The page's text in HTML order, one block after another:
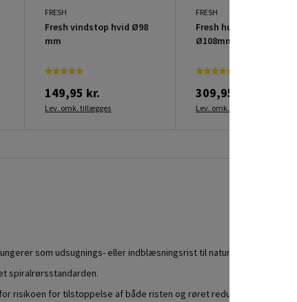
FRESH
Fresh vindstop hvid Ø98
mm
149,95 kr.
Lev. omk. tillægges
FRESH
Fresh hulsav HSS
Ø108mm
309,95 kr.
Lev. omk. tillægges
som udsugnings- eller indblæsningsrist til naturligt aftræk.
spiralrørsstandarden.
risikoen for tilstoppelse af både risten og røret reduceres betydeligt.